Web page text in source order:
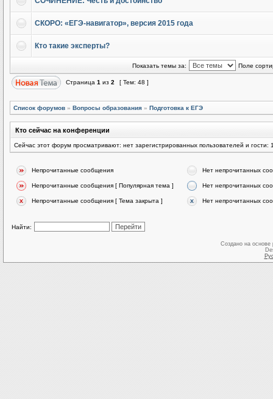
СКОРО: «ЕГЭ-навигатор», версия 2015 года
Кто такие эксперты?
Показать темы за: Поле
Страница 1 из 2 [ Тем: 48 ]
Список форумов » Вопросы образования » Подготовка к ЕГЭ
Кто сейчас на конференции
Сейчас этот форум просматривают: нет зарегистрированных пользователей и гости:
Непрочитанные сообщения Нет непрочитанных
Непрочитанные сообщения [ Популярная тема ] Нет непрочитанных
Непрочитанные сообщения [ Тема закрыта ] Нет непрочитанных
Найти:
Создано на основе